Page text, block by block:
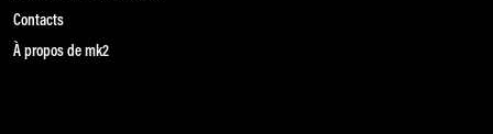
Contacts
À propos de mk2